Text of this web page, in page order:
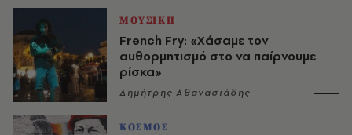
ΜΟΥΣΙΚΗ
French Fry: «Χάσαμε τον
αυθορμητισμό στο να παίρνουμε
ρίσκα»
Δημήτρης Αθανασιάδης
ΚΟΣΜΟΣ